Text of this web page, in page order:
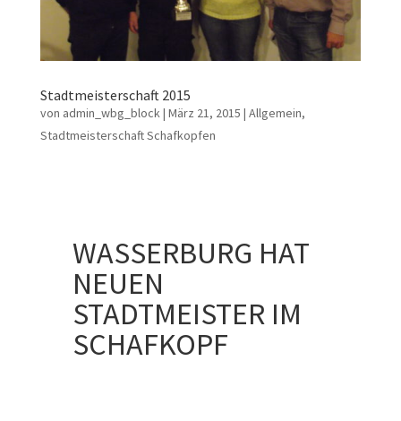
Stadtmeisterschaft 2015
von admin_wbg_block| März 21, 2015 | Allgemein,
Stadtmeisterschaft Schafkopfen
WASSERBURG HAT
NEUEN
STADTMEISTER IM
SCHAFKOPF